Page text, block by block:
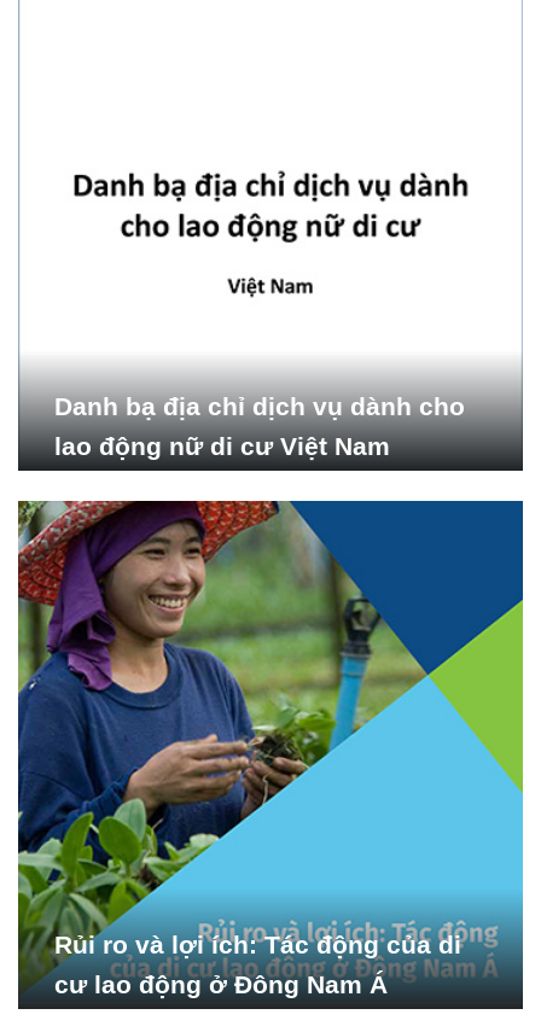
Danh bạ địa chỉ dịch vụ dành cho
lao động nữ di cư Việt Nam
Rủi ro và lợi ích: Tác động của di
cư lao động ở Đông Nam Á